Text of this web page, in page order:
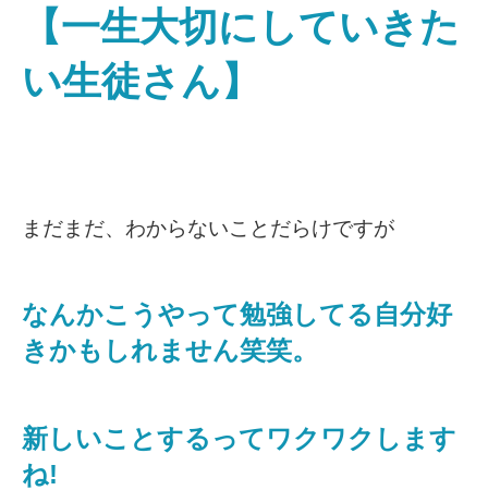
【一生大切にしていきた
い生徒さん】
まだまだ、わからないことだらけですが
なんかこうやって勉強してる自分好
きかもしれません笑笑。
新しいことするってワクワクします
ね!